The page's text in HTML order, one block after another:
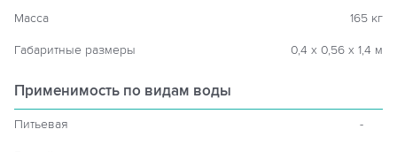
Масса 165 кг
Габаритные размеры 0,4 х 0,56 х 1,4 м
Применимость по видам воды
Питьевая -